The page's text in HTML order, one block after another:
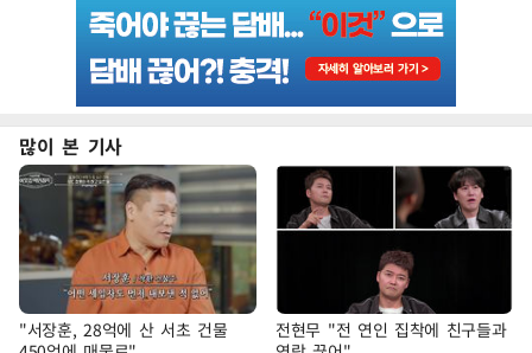
많이 본 기사
"서장훈, 28억에 산 서초 건물
전현무 "전 연인 집착에 친구들과